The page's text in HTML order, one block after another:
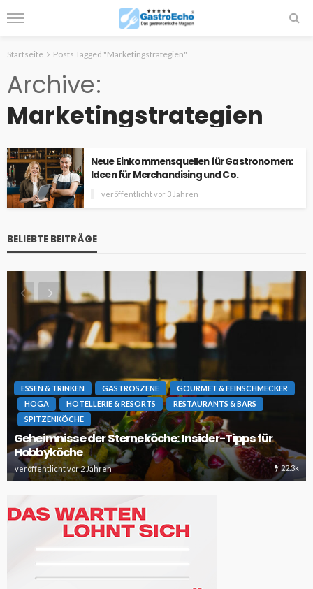
Startseite Posts Tagged "Marketingstrategien"
Archive
Marketingstrategien
Neue Einkommensquellen für Gastronomen:
Ideen für Merchandising und Co.
veröffentlicht vor 3 Jahren
BELIEBTE BEITRÄGE
HOGA
Edenred kooperiert mit ShareTheMeal für einen
besseren globalen Zugang zu Nahrungsmitteln
veröffentlicht vor 1 Jahr 17.3k